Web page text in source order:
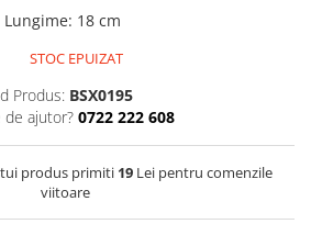
Lungime: 18 cm
STOC EPUIZAT
Produs: BSX0195
de ajutor? 0722 222 608
produs primiti 19Lei pentru comenzile
viitoare